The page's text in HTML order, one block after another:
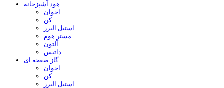
هود آشپزخانه
اخوان
کن
استیل البرز
مستر هوم
آلتون
داتیس
گاز صفحه ای
اخوان
کن
استیل البرز